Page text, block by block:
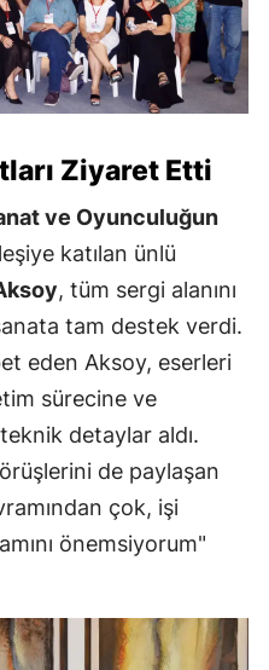
Ziyaret Etti
ve Oyunculuğun
katılan ünlü
, tüm sergi alanını
tam destek verdi.
eden Aksoy, eserleri
sürecine ve
detaylar aldı.
de paylaşan
çok, işi
önemsiyorum"